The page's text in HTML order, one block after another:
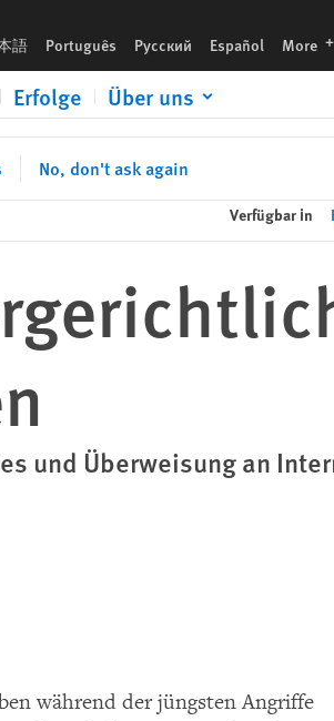
語 Português Русский Español More
Erfolge Über uns
No, don't ask again
Verfügbar in
und Überweisung an
während der jüngsten Angriffe